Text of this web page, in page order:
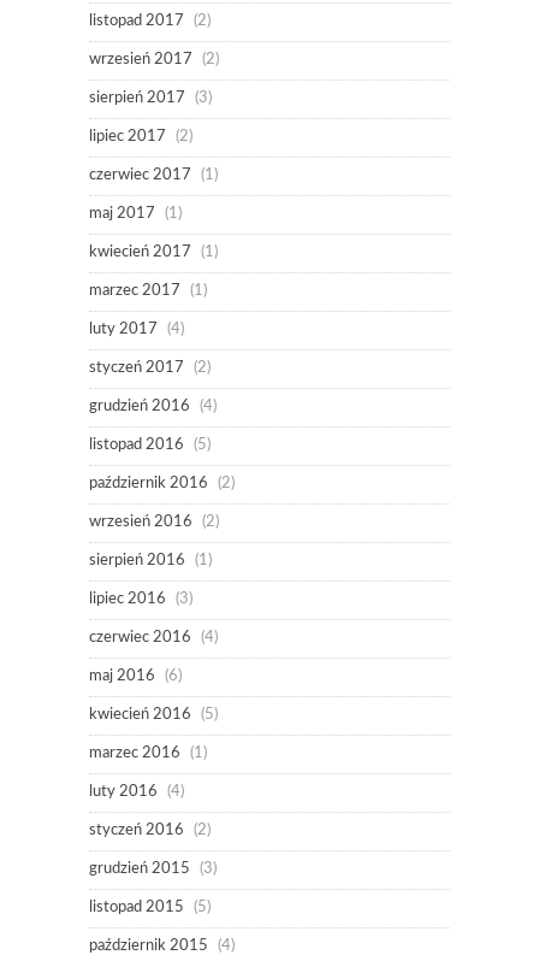
listopad 2017 (2)
wrzesień 2017 (2)
sierpień 2017 (3)
lipiec 2017 (2)
czerwiec 2017 (1)
maj 2017 (1)
kwiecień 2017 (1)
marzec 2017 (1)
luty 2017 (4)
styczeń 2017 (2)
grudzień 2016 (4)
listopad 2016 (5)
październik 2016 (2)
wrzesień 2016 (2)
sierpień 2016 (1)
lipiec 2016 (3)
czerwiec 2016 (4)
maj 2016 (6)
kwiecień 2016 (5)
marzec 2016 (1)
luty 2016 (4)
styczeń 2016 (2)
grudzień 2015 (3)
listopad 2015 (5)
październik 2015 (4)